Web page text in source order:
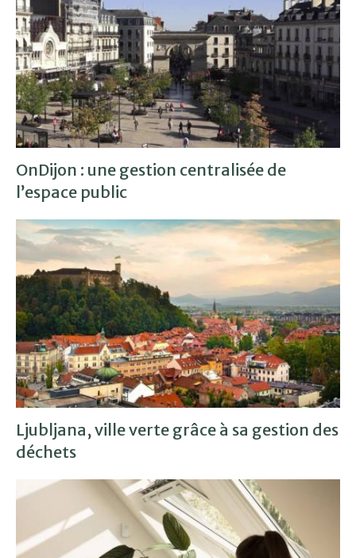
OnDijon : une gestion centralisée de
l’espace public
Ljubljana, ville verte grâce à sa gestion des
déchets